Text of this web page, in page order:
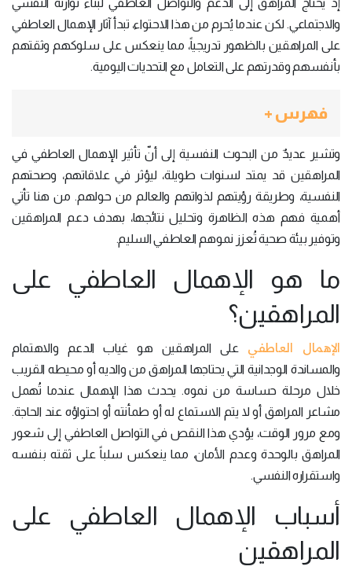
إذ يحتاج المراهق إلى الدعم والتواصل العاطفي لبناء توازنه النفسي
والاجتماعي. لكن عندما يُحرم من هذا الاحتواء، تبدأ آثار الإهمال العاطفي
على المراهقين بالظهور تدريجياً، مما ينعكس على سلوكهم وثقتهم
بأنفسهم وقدرتهم على التعامل مع التحديات اليومية.
فهرس +
وتشير عديدٌ من البحوث النفسية إلى أنّ تأثير الإهمال العاطفي في
المراهقين قد يمتد لسنوات طويلة، ليؤثر في علاقاتهم، وصحتهم
النفسية، وطريقة رؤيتهم لذواتهم والعالم من حولهم. من هنا تأتي
أهمية فهم هذه الظاهرة وتحليل نتائجها، بهدف دعم المراهقين
وتوفير بيئة صحية تُعزز نموهم العاطفي السليم.
ما هو الإهمال العاطفي على
المراهقين؟
الإهمال العاطفي على المراهقين هو غياب الدعم والاهتمام
والمساندة الوجدانية التي يحتاجها المراهق من والديه أو محيطه القريب
خلال مرحلة حساسة من نموه. يحدث هذا الإهمال عندما تُهمل
مشاعر المراهق أو لا يتم الاستماع له أو طمأنته أو احتواؤه عند الحاجة.
ومع مرور الوقت، يؤدي هذا النقص في التواصل العاطفي إلى شعور
المراهق بالوحدة وعدم الأمان، مما ينعكس سلباً على ثقته بنفسه
واستقراره النفسي.
أسباب الإهمال العاطفي على
المراهقين